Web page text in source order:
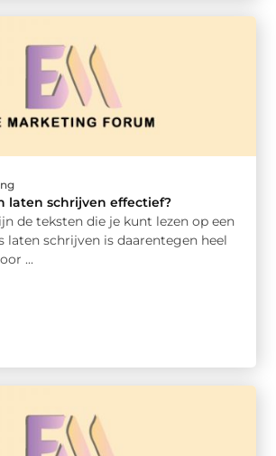
laten schrijven effectief?
de teksten die je kunt lezen op een
laten schrijven is daarentegen heel
...